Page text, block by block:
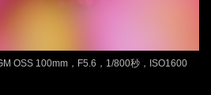
OSS 100mm，F5.6，1/800秒，ISO1600